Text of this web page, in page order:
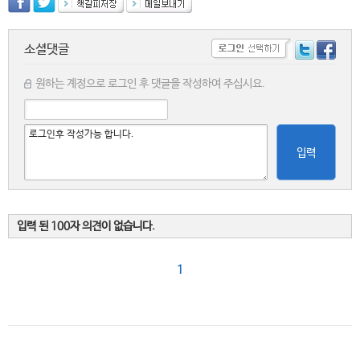
소셜댓글
원하는 계정으로 로그인 후 댓글을 작성하여 주십시요.
입력
입력 된 100자 의견이 없습니다.
1